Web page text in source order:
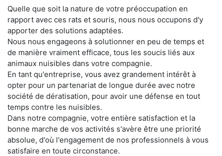
Quelle que soit la nature de votre préoccupation en
rapport avec ces rats et souris, nous nous occupons d'y
apporter des solutions adaptées.
Nous nous engageons à solutionner en peu de temps et
de manière vraiment efficace, tous les soucis liés aux
animaux nuisibles dans votre compagnie.
En tant qu'entreprise, vous avez grandement intérêt à
opter pour un partenariat de longue durée avec notre
société de dératisation, pour avoir une défense en tout
temps contre les nuisibles.
Dans notre compagnie, votre entière satisfaction et la
bonne marche de vos activités s'avère être une priorité
absolue, d'où l'engagement de nos professionnels à vous
satisfaire en toute circonstance.